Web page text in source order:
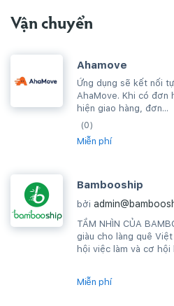
Vận chuyển
Ahamove
Ứng dụng sẽ kết nối
AhaMove. Khi có đơn
hiện giao hàng, đơn...
(0)
Miễn phí
Bambooship
bởi
TẦM NHÌN CỦA
giàu cho làng quê
hội việc làm và cơ hội
Miễn phí